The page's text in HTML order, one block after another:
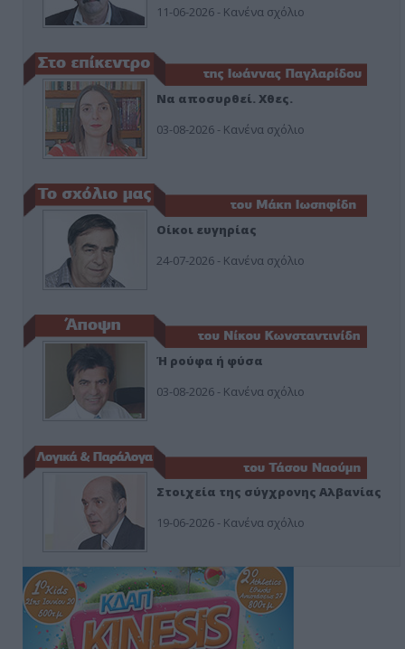
11-06-2026 - Κανένα σχόλιο
Να αποσυρθεί. Χθες.
03-08-2026 - Κανένα σχόλιο
Οίκοι ευγηρίας
24-07-2026 - Κανένα σχόλιο
Ή ρούφα ή φύσα
03-08-2026 - Κανένα σχόλιο
Στοιχεία της σύγχρονης Αλβανίας
19-06-2026 - Κανένα σχόλιο